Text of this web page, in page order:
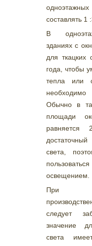
составлять 1
В
зданиях с
для ткацких
года, чтобы
тепла или
Обычно в
площади
равняется
света,
освещением.
При
следует
значение
света